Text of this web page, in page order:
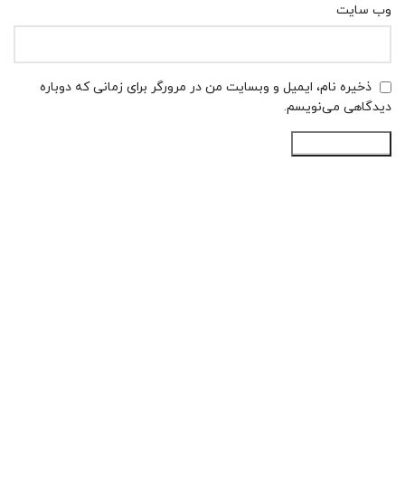
وب‌ سایت
ذخیره نام، ایمیل و وبسایت من در مرورگر برای زمانی که دوباره
دیدگاهی می‌نویسم.